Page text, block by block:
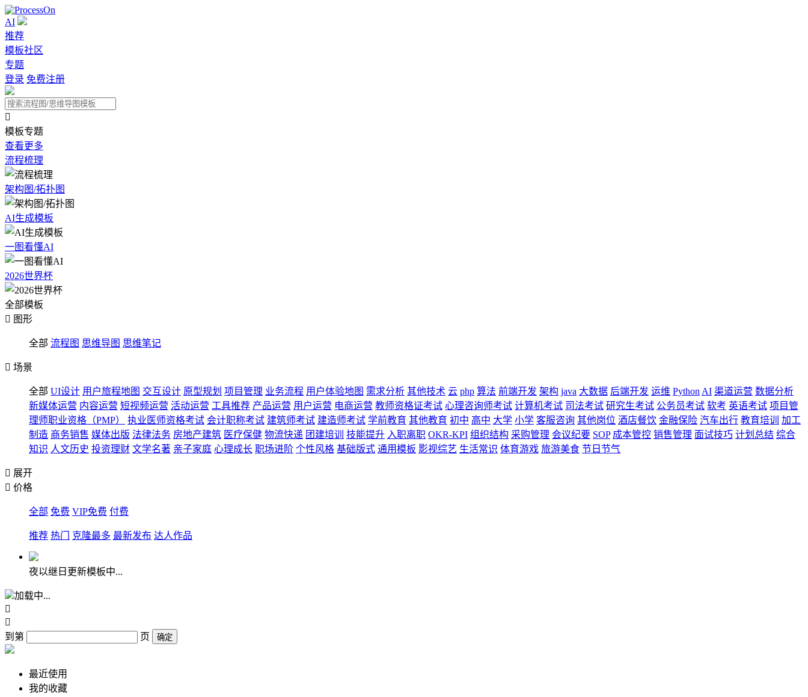
AI
推荐
模板社区
专题
登录 免费注册

模板专题
查看更多
流程梳理
架构图/拓扑图
AI生成模板
一图看懂AI
2026世界杯
全部模板
 图形
全部 流程图 思维导图 思维笔记
 场景
全部 UI设计 用户旅程地图 交互设计 原型规划 项目管理 业务流程 用户体验地图 需求分析 其他技术 云 php 算法 前端开发 架构 java 大数据 后端开发 运维 Python AI 渠道运营 数据分析
新媒体运营 内容运营 短视频运营 活动运营 工具推荐 产品运营 用户运营 电商运营 教师资格证考试 心理咨询师考试 计算机考试 司法考试 研究生考试 公务员考试 软考 英语考试 项目管
理师职业资格（PMP）
执业医师资格考试 会计职称考试 建筑师考试 建造师考试 学前教育 其他教育 初中 高中 大学 小学 客服咨询 其他岗位 酒店餐饮 金融保险 汽车出行 教育培训
加工
制造 商务销售 媒体出版 法律法务 房地产建筑 医疗保健 物流快递 团建培训 技能提升 入职离职 OKR-KPI 组织结构 采购管理 会议纪要 SOP 成本管控 销售管理 面试技巧 计划总结 综合
知识 人文历史 投资理财 文学名著 亲子家庭 心理成长 职场进阶 个性风格 基础版式 通用模板 影视综艺 生活常识 体育游戏 旅游美食 节日节气
 展开
 价格
全部 免费 VIP免费 付费
推荐 热门 克隆最多 最新发布 达人作品
夜以继日更新模板中...
加载中...


到第
页 确定
最近使用
我的收藏